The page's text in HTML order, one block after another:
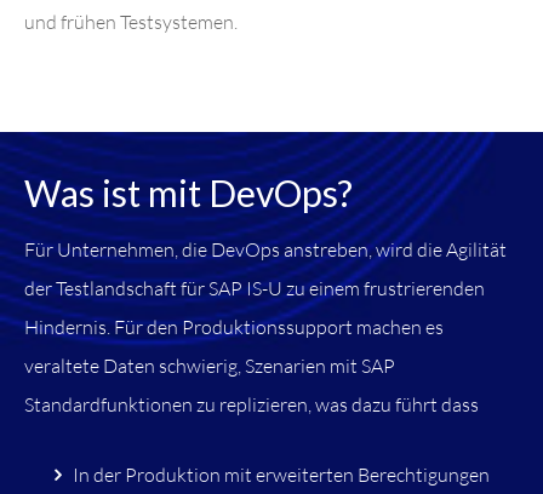
und frühen Testsystemen.
Was ist mit DevOps?
Für Unternehmen, die DevOps anstreben, wird die Agilität
der Testlandschaft für SAP IS-U zu einem frustrierenden
Hindernis. Für den Produktionssupport machen es
veraltete Daten schwierig, Szenarien mit SAP
Standardfunktionen zu replizieren, was dazu führt dass
In der Produktion mit erweiterten Berechtigungen